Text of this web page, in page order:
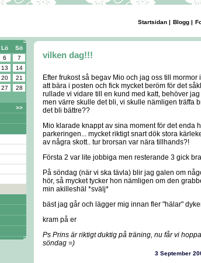
Startsidan | Blogg |
Lö
Sö
6
7
13
14
20
21
27
28
>>
vilken dag!!!
Efter frukost så begav Mio och jag oss till
att bära i posten och fick mycket beröm för det
rullade vi vidare till en kund med katt, behöver
men värre skulle det bli, vi skulle nämligen träffa
det bli bättre??
Mio klarade knappt av sina moment för det enda
parkeringen... mycket riktigt snart dök stora
av några skott.. tur brorsan var nära tillhands?!
Första 2 var lite jobbiga men resterande 3 gick
På söndag (när vi ska tävla) blir jag galen om
hör, så mycket tycker hon nämligen om den
min akilleshäl *svälj*
bäst jag går och lägger mig innan fler "hälar"
kram på er
Ps Prins är riktigt duktig på träning, nu får vi
söndag =)
3 September